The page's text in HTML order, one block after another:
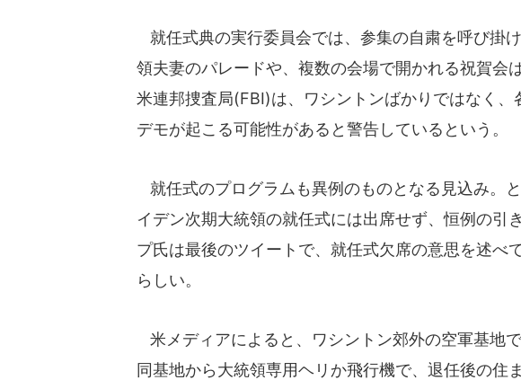
就任式典の実行委員会では、参集の自粛を呼び掛
領夫妻のパレードや、複数の会場で開かれる祝賀会
米連邦捜査局(FBI)は、ワシントンばかりではなく、
デモが起こる可能性があると警告しているという。
就任式のプログラムも異例のものとなる見込み。
イデン次期大統領の就任式には出席せず、恒例の引
プ氏は最後のツイートで、就任式欠席の意思を述べ
らしい。
米メディアによると、ワシントン郊外の空軍基地
同基地から大統領専用ヘリか飛行機で、退任後の住